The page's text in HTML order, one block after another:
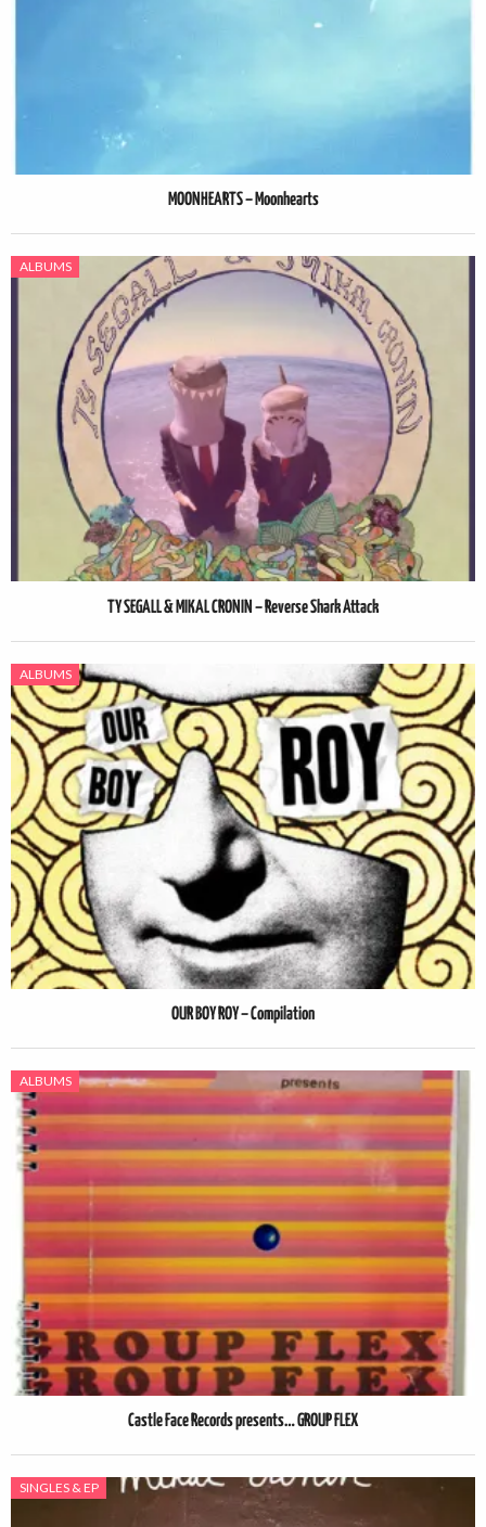
MOONHEARTS – Moonhearts
ALBUMS
TY SEGALL & MIKAL CRONIN – Reverse Shark Attack
ALBUMS
OUR BOY ROY – Compilation
ALBUMS
Castle Face Records presents… GROUP FLEX
SINGLES & EP